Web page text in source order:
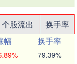
个股流出
换手率
幅
换手率
79.39%